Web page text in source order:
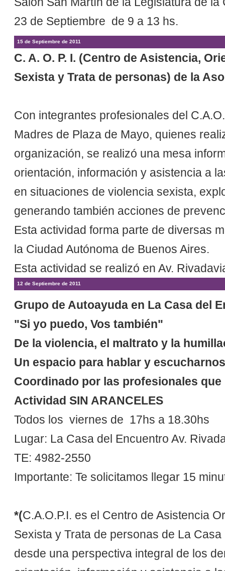
23 de Septiembre de 9 a 13 hs.
15 de Septiembre de 2011
C. A. O. P. I. (Centro de Asistencia,
Sexista y Trata de personas) de la
Con integrantes profesionales del
Madres de Plaza de Mayo, quienes
organización, se realizó una mesa
orientación, información y asistencia a
en situaciones de violencia sexista,
generando también acciones de
Esta actividad forma parte de diversas
la Ciudad Autónoma de Buenos Aires.
Esta actividad se realizó en Av.
12 de Septiembre de 2011
Grupo de Autoayuda en La Casa del
"Si yo puedo, Vos también"
De la violencia, el maltrato y la
Un espacio para hablar y
Coordinado por las profesionales
Actividad SIN ARANCELES
Todos los viernes de 17hs a 18.30hs
Lugar: La Casa del Encuentro Av.
TE: 4982-2550
Importante: Te solicitamos llegar 15
*(C.A.O.P.I. es el Centro de Asistencia
Sexista y Trata de personas de La
desde una perspectiva integral de los